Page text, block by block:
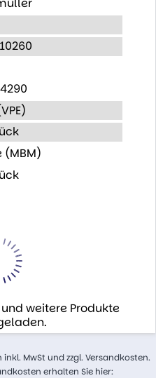
weitere Produkte
MwSt und zzgl. Versandkosten.
erhalten Sie hier: